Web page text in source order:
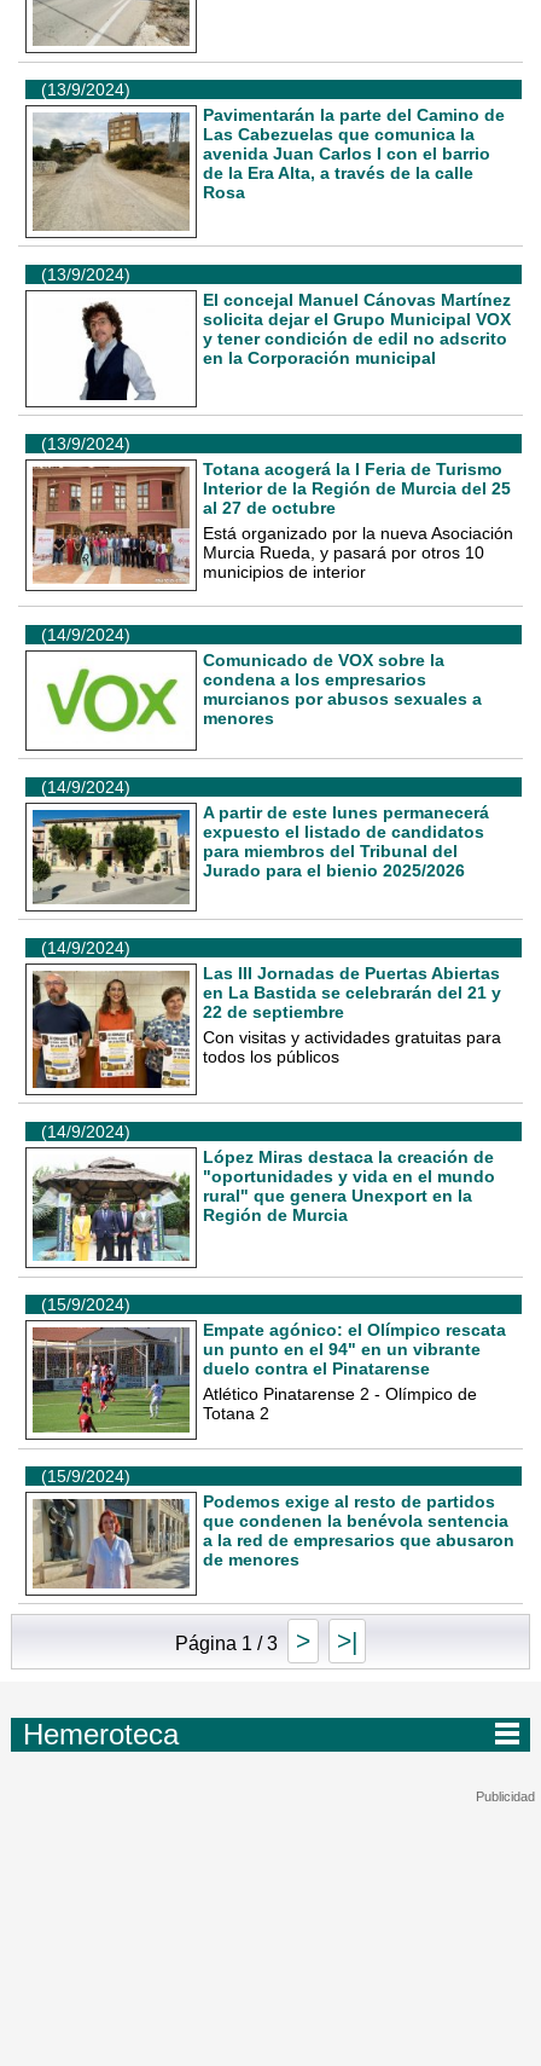
(13/9/2024)
Pavimentarán la parte del Camino de
Las Cabezuelas que comunica la
avenida Juan Carlos I con el barrio
de la Era Alta, a través de la calle
Rosa
(13/9/2024)
El concejal Manuel Cánovas Martínez
solicita dejar el Grupo Municipal VOX
y tener condición de edil no adscrito
en la Corporación municipal
(13/9/2024)
Totana acogerá la I Feria de Turismo
Interior de la Región de Murcia del 25
al 27 de octubre
Está organizado por la nueva Asociación
Murcia Rueda, y pasará por otros 10
municipios de interior
(14/9/2024)
Comunicado de VOX sobre la
condena a los empresarios
murcianos por abusos sexuales a
menores
(14/9/2024)
A partir de este lunes permanecerá
expuesto el listado de candidatos
para miembros del Tribunal del
Jurado para el bienio 2025/2026
(14/9/2024)
Las III Jornadas de Puertas Abiertas
en La Bastida se celebrarán del 21 y
22 de septiembre
Con visitas y actividades gratuitas para
todos los públicos
(14/9/2024)
López Miras destaca la creación de
"oportunidades y vida en el mundo
rural" que genera Unexport en la
Región de Murcia
(15/9/2024)
Empate agónico: el Olímpico rescata
un punto en el 94" en un vibrante
duelo contra el Pinatarense
Atlético Pinatarense 2 - Olímpico de
Totana 2
(15/9/2024)
Podemos exige al resto de partidos
que condenen la benévola sentencia
a la red de empresarios que abusaron
de menores
Página 1 / 3 > >|
Hemeroteca